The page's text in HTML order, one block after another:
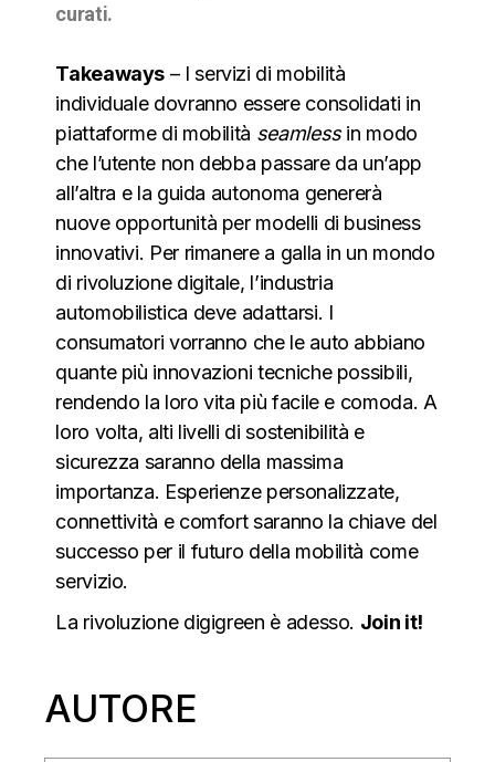
curati.
Takeaways – I servizi di mobilità
individuale dovranno essere consolidati in
piattaforme di mobilità seamlessin modo
che l’utente non debba passare da un’app
all’altra e la guida autonoma genererà
nuove opportunità per modelli di business
innovativi. Per rimanere a galla in un mondo
di rivoluzione digitale, l’industria
automobilistica deve adattarsi. I
consumatori vorranno che le auto abbiano
quante più innovazioni tecniche possibili,
rendendo la loro vita più facile e comoda. A
loro volta, alti livelli di sostenibilità e
sicurezza saranno della massima
importanza. Esperienze personalizzate,
connettività e comfort saranno la chiave del
successo per il futuro della mobilità come
servizio.
La rivoluzione digigreen è adesso. Join it!
AUTORE